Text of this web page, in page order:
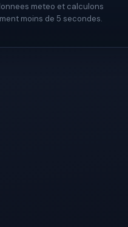
meteo et calculons
moins de 5 secondes.